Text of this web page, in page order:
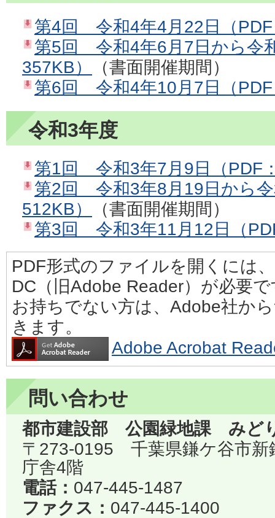
第4回 令和4年4月22日（
第5回 令和4年6月7日から令
357KB）
（書面開催期間）
第6回 令和4年10月7日（
令和3年度
第1回 令和3年7月9日（PDF
第2回 令和3年8月19日から
512KB）
（書面開催期間）
第3回 令和3年11月12日（
PDF形式のファイルを開くには
DC（旧Adobe Reader）が必要
お持ちでない方は、Adobe社か
きます。
Adobe Acrobat
問い合わせ
都市建設部 公園緑地課 みど
〒273-0195 千葉県鎌ケ谷市
庁舎4階
電話： 047-445-1487
ファクス： 047-445-1400